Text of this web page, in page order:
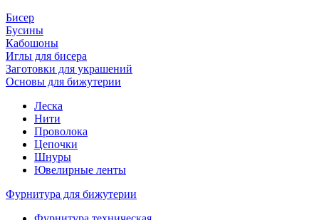
Бисер
Бусины
Кабошоны
Иглы для бисера
Заготовки для украшений
Основы для бижутерии
Леска
Нити
Проволока
Цепочки
Шнуры
Ювелирные ленты
Фурнитура для бижутерии